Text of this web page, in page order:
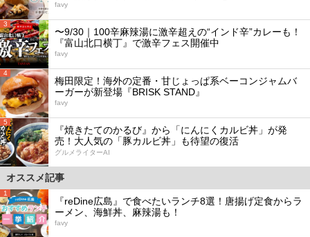
favy
3
〜9/30｜100辛麻辣湯に激辛超えの“インド辛”カレーも！
『富山北口横丁』で激辛フェス開催中
favy
4
梅田限定！海外の定番・甘じょっぱ系ベーコンジャムバ
ーガーが新登場『BRISK STAND』
favy
5
『焼きたてのかるび』から「にんにくカルビ丼」が発
売！大人気の「豚カルビ丼」も待望の復活
グルメライターAI
オススメ記事
1
『reDine広島』で食べたいランチ8選！唐揚げ定食からラ
ーメン、海鮮丼、麻辣湯も！
favy